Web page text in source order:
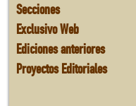
Secciones
Exclusivo Web
Ediciones anteriores
Proyectos Editoriales